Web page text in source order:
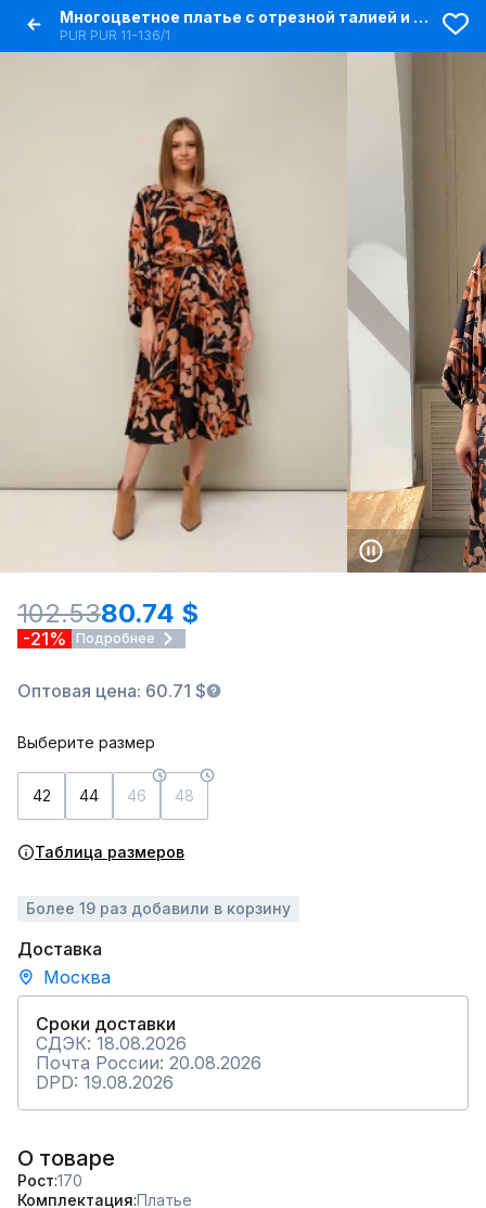
Многоцветное платье с отрезной талией и воланами
PUR PUR 11-136/1
102.5380.74 $
-21% Подробнее
Оптовая цена: 60.71 $
Выберите размер
42 44 46 48
Таблица размеров
Более 19 раз добавили в корзину
Доставка
Москва
Сроки доставки
СДЭК: 18.08.2026
Почта России: 20.08.2026
DPD: 19.08.2026
О товаре
Рост 170
Комплектация Платье